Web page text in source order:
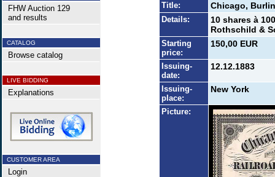
FHW Auction 129
and results
CATALOG
Browse catalog
LIVE BIDDING
Explanations
CUSTOMER AREA
Login
Title: Chicago,
Details:
10 shares à
Rothschild &
Starting
price:
150,00 EUR
Issuing-
date:
12.12.1883
Issuing-
place:
New York
Picture: